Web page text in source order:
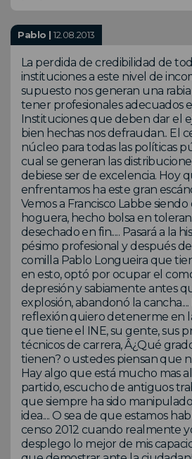
Pablo |12.08.2013
La perdida de credibilidad de
instituciones a este nivel de
supuesto nos generan una
tener profesionales adecuados
Instituciones que deben dar el
bien hechas nos defraudan.. El
núcleo para todas las políticas
cual se generan las
debiese ser de excelencia. Hoy
enfrentamos ha este gran
Vemos a Francisco Labbe
hoguera, hecho bolsa en
desechado en fin..... Pasará a la
pésimo profesional y después
comilla Pablo Longueira que
en esto, optó por ocupar el
depresión y sabiamente antes
explosión, abandonó la
reflexión quiero detenerme en
que tiene el INE, su gente, sus
técnicos de carrera, Â¿Qué
tienen? o ustedes piensan que
Hay algo que está mucho mas
partido, escucho de antiguos
que siempre ha sido
idea.... O sea de que estamos
censo 2012 cuando realmente
desplego lo mejor de mis